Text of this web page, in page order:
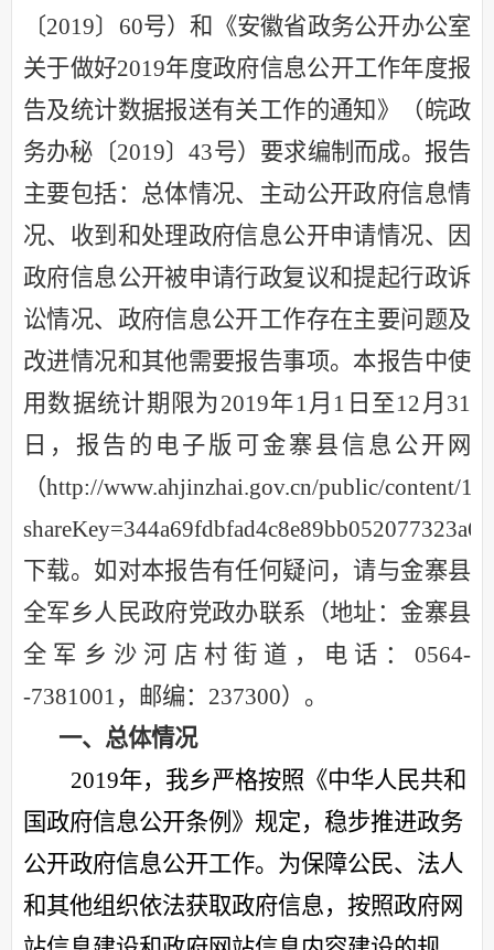
〔2019〕60号）和《安徽省政务公开办公室
关于做好2019年度政府信息公开工作年度报
告及统计数据报送有关工作的通知》（皖政
务办秘〔2019〕43号）要求编制而成。报告
主要包括：总体情况、主动公开政府信息情
况、收到和处理政府信息公开申请情况、因
政府信息公开被申请行政复议和提起行政诉
讼情况、政府信息公开工作存在主要问题及
改进情况和其他需要报告事项。本报告中使
用数据统计期限为2019年1月1日至12月31
日，报告的电子版可金寨县信息公开网
（http://www.ahjinzhai.gov.cn/public/content/
下载。如对本报告有任何疑问，请与金寨县
全军乡人民政府党政办联系（地址：金寨县
全军乡沙河店村街道 ，电话：0564-
-7381001，邮编： 237300）。
一、总体情况
2019年，我乡严格按照《中华人民共和
国政府信息公开条例》规定，稳步推进政务
公开政府信息公开工作。为保障公民、法人
和其他组织依法获取政府信息，按照政府网